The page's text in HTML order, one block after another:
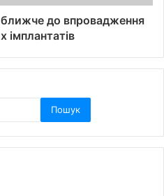
ближче до впровадження
імплантатів
Пошук